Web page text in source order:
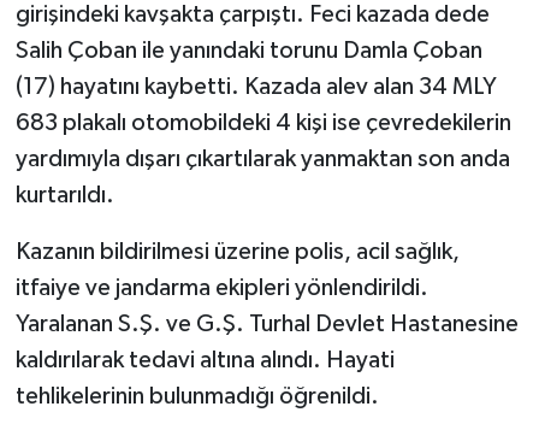
girişindeki kavşakta çarpıştı. Feci kazada dede
Salih Çoban ile yanındaki torunu Damla Çoban
(17) hayatını kaybetti. Kazada alev alan 34 MLY
683 plakalı otomobildeki 4 kişi ise çevredekilerin
yardımıyla dışarı çıkartılarak yanmaktan son anda
kurtarıldı.
Kazanın bildirilmesi üzerine polis, acil sağlık,
itfaiye ve jandarma ekipleri yönlendirildi.
Yaralanan S.Ş. ve G.Ş. Turhal Devlet Hastanesine
kaldırılarak tedavi altına alındı. Hayati
tehlikelerinin bulunmadığı öğrenildi.